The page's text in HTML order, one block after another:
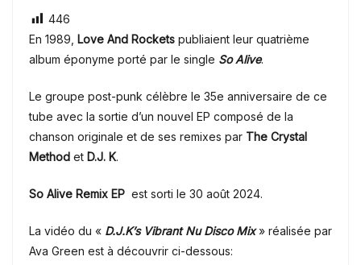
446
En 1989, Love And Rockets publiaient leur quatrième
album éponyme porté par le single So Alive.
Le groupe post-punk célèbre le 35e anniversaire de ce
tube avec la sortie d’un nouvel EP composé de la
chanson originale et de ses remixes par The Crystal
Method et D.J. K.
So Alive Remix EP est sorti le 30 août 2024.
La vidéo du « D.J.K’s Vibrant Nu Disco Mix» réalisée par
Ava Green est à découvrir ci-dessous: